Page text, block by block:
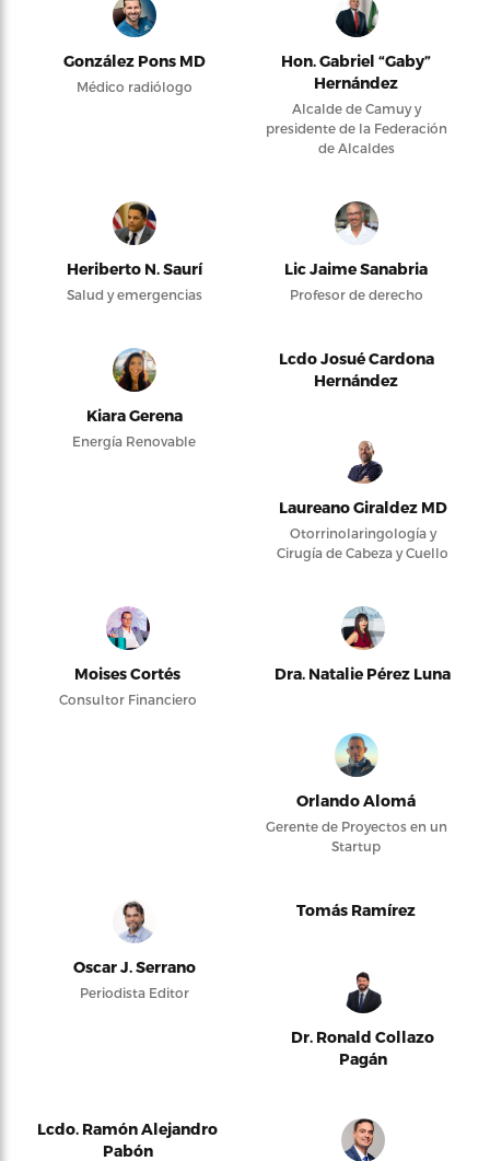
González Pons MD
Médico radiólogo
Hon. Gabriel “Gaby”
Hernández
Alcalde de Camuy y
presidente de la Federación
de Alcaldes
Heriberto N. Saurí
Salud y emergencias
Lic Jaime Sanabria
Profesor de derecho
Kiara Gerena
Energía Renovable
Lcdo Josué Cardona
Hernández
Laureano Giraldez MD
Otorrinolaringología y
Cirugía de Cabeza y Cuello
Moises Cortés
Consultor Financiero
Dra. Natalie Pérez Luna
Orlando Alomá
Gerente de Proyectos en un
Startup
Oscar J. Serrano
Periodista Editor
Tomás Ramírez
Dr. Ronald Collazo
Pagán
Lcdo. Ramón Alejandro
Pabón